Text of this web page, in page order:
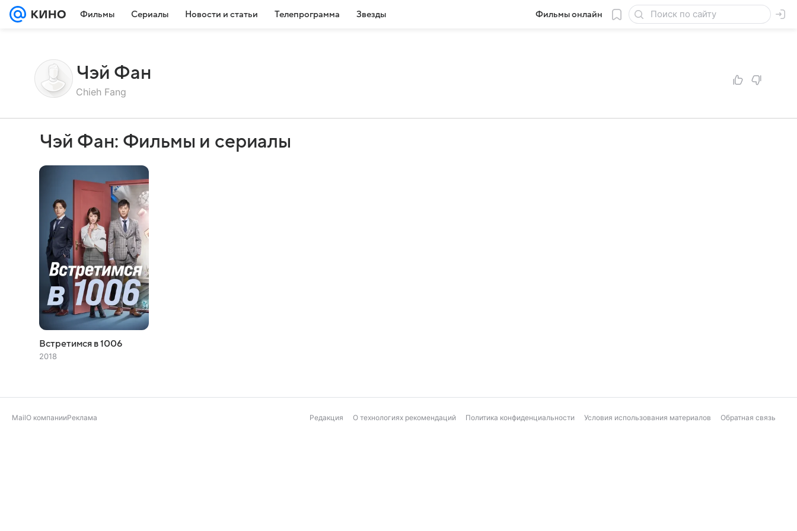
Фильмы Сериалы Новости и статьи Телепрограмма Звезды Фильмы онлайн
Чэй Фан
Chieh Fang
Чэй Фан: Фильмы и сериалы
Встретимся в 1006
2018
MailО компанииРеклама Редакция О технологиях рекомендаций Политика конфиденциальности Условия использования материалов Обратная связь